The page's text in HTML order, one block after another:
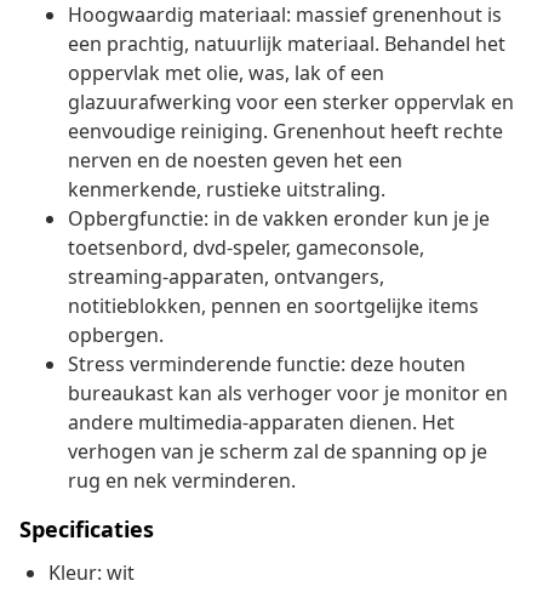
Hoogwaardig materiaal: massief grenenhout is
een prachtig, natuurlijk materiaal. Behandel het
oppervlak met olie, was, lak of een
glazuurafwerking voor een sterker oppervlak en
eenvoudige reiniging. Grenenhout heeft rechte
nerven en de noesten geven het een
kenmerkende, rustieke uitstraling.
Opbergfunctie: in de vakken eronder kun je je
toetsenbord, dvd-speler, gameconsole,
streaming-apparaten, ontvangers,
notitieblokken, pennen en soortgelijke items
opbergen.
Stress verminderende functie: deze houten
bureaukast kan als verhoger voor je monitor en
andere multimedia-apparaten dienen. Het
verhogen van je scherm zal de spanning op je
rug en nek verminderen.
Specificaties
Kleur: wit